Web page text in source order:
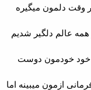
وقت دلمون میگیره
عالم دلگیر شدیم
خود خودمون دوست
ازمون میبینه اما